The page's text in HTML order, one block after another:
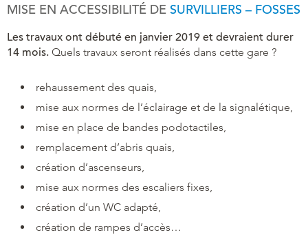
MISE EN ACCESSIBILITÉ DE SURVILLIERS – FOSSES
Les travaux ont débuté en janvier 2019 et devraient durer
14 mois. Quels travaux seront réalisés dans cette gare ?
rehaussement des quais,
mise aux normes de l’éclairage et de la signalétique,
mise en place de bandes podotactiles,
remplacement d’abris quais,
création d’ascenseurs,
mise aux normes des escaliers fixes,
création d’un WC adapté,
création de rampes d’accès…